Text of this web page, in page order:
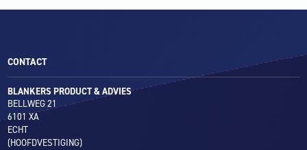
CONTACT
BLANKERS PRODUCT & ADVIES
BELLWEG 21
6101 XA
ECHT
(HOOFDVESTIGING)